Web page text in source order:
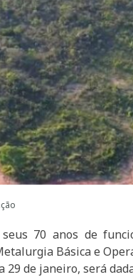
70 anos de
Básica e
29 de janeiro, será